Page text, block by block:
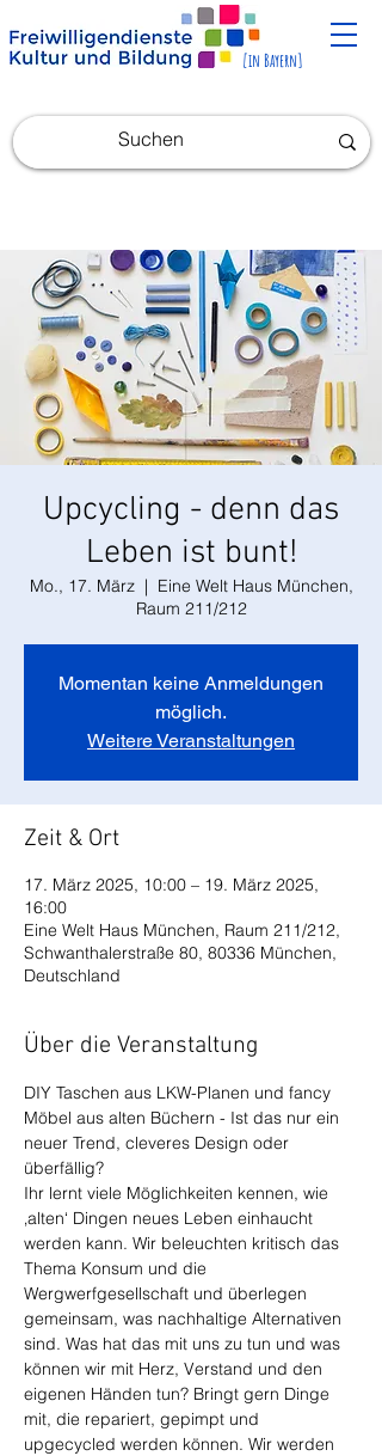
[in Bayern]
Upcycling - denn das
Leben ist bunt!
Mo., 17. März
  |
Eine Welt Haus München,
Raum 211/212
Momentan keine Anmeldungen
möglich.
Weitere Veranstaltungen
Zeit & Ort
17. März 2025, 10:00 – 19. März 2025,
16:00
Eine Welt Haus München, Raum 211/212,
Schwanthalerstraße 80, 80336 München,
Deutschland
Über die Veranstaltung
DIY Taschen aus LKW-Planen und fancy
Möbel aus alten Büchern - Ist das nur ein
neuer Trend, cleveres Design oder
überfällig?
Ihr lernt viele Möglichkeiten kennen, wie
‚alten‘ Dingen neues Leben einhaucht
werden kann. Wir beleuchten kritisch das
Thema Konsum und die
Wergwerfgesellschaft und überlegen
gemeinsam, was nachhaltige Alternativen
sind. Was hat das mit uns zu tun und was
können wir mit Herz, Verstand und den
eigenen Händen tun? Bringt gern Dinge
mit, die repariert, gepimpt und
upgecycled werden können. Wir werden